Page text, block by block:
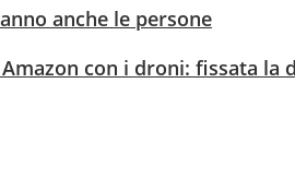
anche le persone
con i droni: fissata la